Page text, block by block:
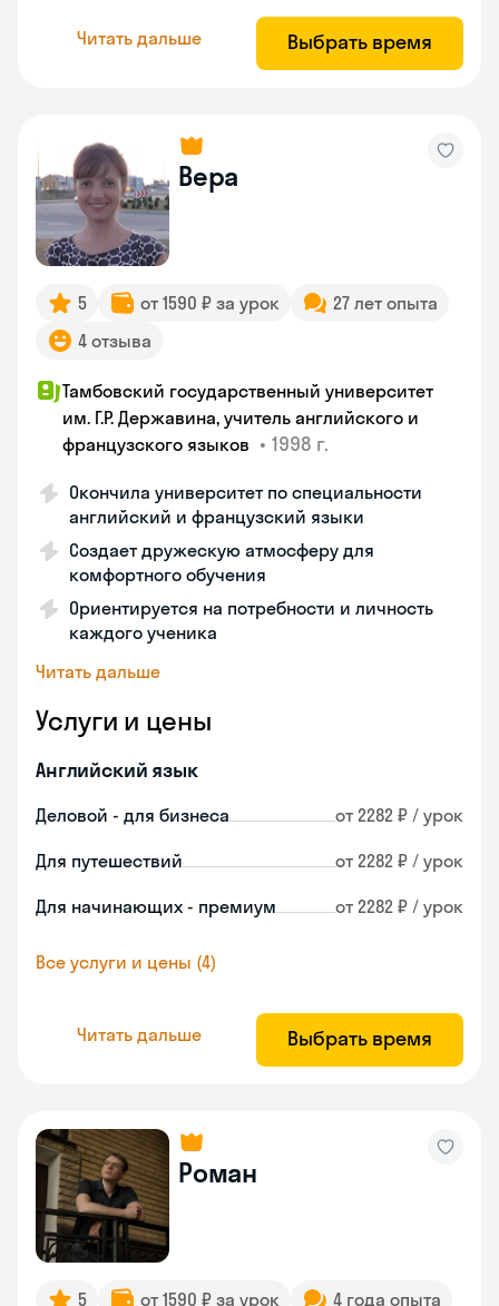
Читать дальше Выбрать время
Вера
5 от 1590 ₽ за урок
27 лет опыта
4 отзыва
Тамбовский государственный университет
им. Г.Р. Державина, учитель английского и
французского языков • 1998 г.
Окончила университет по специальности
английский и французский языки
Создает дружескую атмосферу для
комфортного обучения
Ориентируется на потребности и личность
каждого ученика
Читать дальше
Услуги и цены
Английский язык
Деловой - для бизнеса от 2282 ₽ / урок
Для путешествий от 2282 ₽ / урок
Для начинающих - премиум от 2282 ₽ / урок
Все услуги и цены (4)
Читать дальше Выбрать время
Роман
5 от 1590 ₽ за урок 4 года опыта